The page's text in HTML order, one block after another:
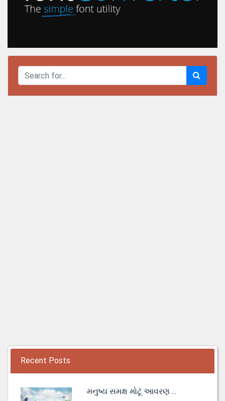
Recent Posts
મનુષ્ય સમક્ષ મોટૂં આવરણ ...